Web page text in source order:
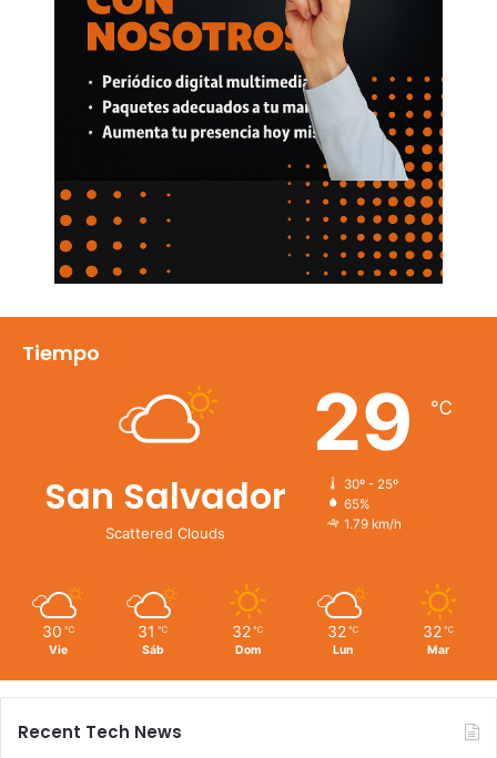
Tiempo
San Salvador
Scattered Clouds
29 ℃
30º - 25º
65%
1.79 km/h
30 ℃
Vie
31 ℃
Sáb
32 ℃
Dom
32 ℃
Lun
32 ℃
Mar
Recent Tech News